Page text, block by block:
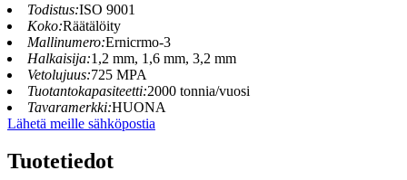
Todistus:ISO 9001
Koko:Räätälöity
Mallinumero:Ernicrmo-3
Halkaisija:1,2 mm, 1,6 mm, 3,2 mm
Vetolujuus:725 MPA
Tuotantokapasiteetti:2000 tonnia/vuosi
Tavaramerkki:HUONA
Lähetä meille sähköpostia
Tuotetiedot